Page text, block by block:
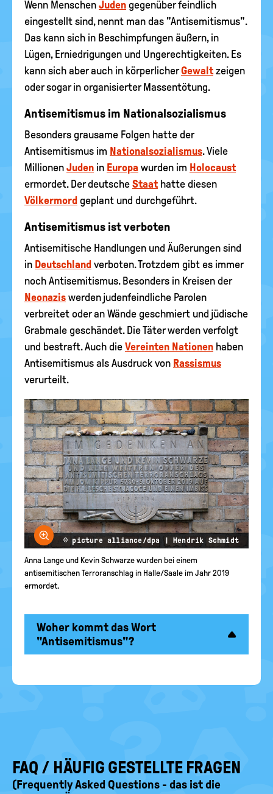
Wenn Menschen Juden gegenüber feindlich
eingestellt sind, nennt man das "Antisemitismus".
Das kann sich in Beschimpfungen äußern, in
Lügen, Erniedrigungen und Ungerechtigkeiten. Es
kann sich aber auch in körperlicherGewaltzeigen
oder sogar in organisierter Massentötung.
Antisemitismus im Nationalsozialismus
Besonders grausame Folgen hatte der
Antisemitismus im Nationalsozialismus. Viele
Millionen Juden in Europa wurden im Holocaust
ermordet. Der deutsche Staathatte diesen
Völkermord geplant und durchgeführt.
Antisemitismus ist verboten
Antisemitische Handlungen und Äußerungen sind
in Deutschland verboten. Trotzdem gibt es immer
noch Antisemitismus. Besonders in Kreisen der
Neonazis werden judenfeindliche Parolen
verbreitet oder an Wände geschmiert und jüdische
Grabmale geschändet. Die Täter werden verfolgt
und bestraft. Auch die Vereinten Nationen haben
Antisemitismus als Ausdruck von Rassismus
verurteilt.
Bild vergrößern
© picture alliance/dpa | Hendrik Schmidt
Anna Lange und Kevin Schwarze wurden bei einem
antisemitischen Terroranschlag in Halle/Saale im Jahr 2019
ermordet.
Woher kommt das Wort
"Antisemitismus"?
FAQ / HÄUFIG GESTELLTE FRAGEN
(Frequently Asked Questions - das ist die